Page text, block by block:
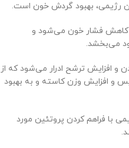
رژیمی، بهبود گردش خون است.
کاهش فشار خون می‌شود و
می‌بخشد.
افزایش ترشح ادرار می‌شود که از
و افزایش وزن کاسته و به بهبود
با فراهم کردن پروتئین مورد